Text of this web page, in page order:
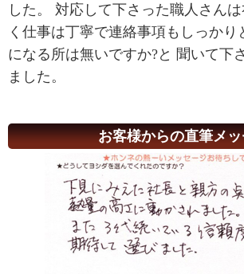
した。 対応して下さった職人さん
く仕事は丁寧で連絡事項もしっか
になる所は無いですか?と 聞いて下
ました。
お客様からの直筆メ